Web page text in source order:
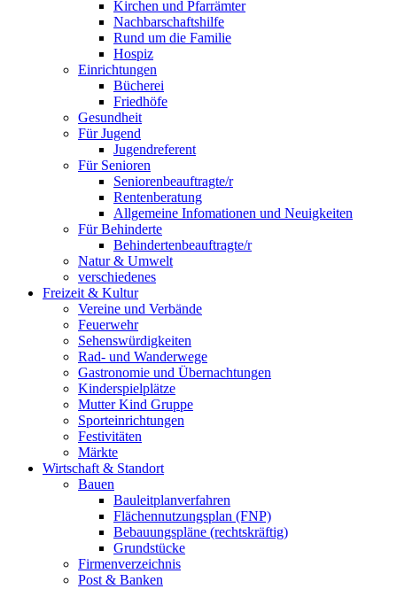
Kirchen und Pfarrämter
Nachbarschaftshilfe
Rund um die Familie
Hospiz
Einrichtungen
Bücherei
Friedhöfe
Gesundheit
Für Jugend
Jugendreferent
Für Senioren
Seniorenbeauftragte/r
Rentenberatung
Allgemeine Infomationen und Neuigkeiten
Für Behinderte
Behindertenbeauftragte/r
Natur & Umwelt
verschiedenes
Freizeit & Kultur
Vereine und Verbände
Feuerwehr
Sehenswürdigkeiten
Rad- und Wanderwege
Gastronomie und Übernachtungen
Kinderspielplätze
Mutter Kind Gruppe
Sporteinrichtungen
Festivitäten
Märkte
Wirtschaft & Standort
Bauen
Bauleitplanverfahren
Flächennutzungsplan (FNP)
Bebauungspläne (rechtskräftig)
Grundstücke
Firmenverzeichnis
Post & Banken